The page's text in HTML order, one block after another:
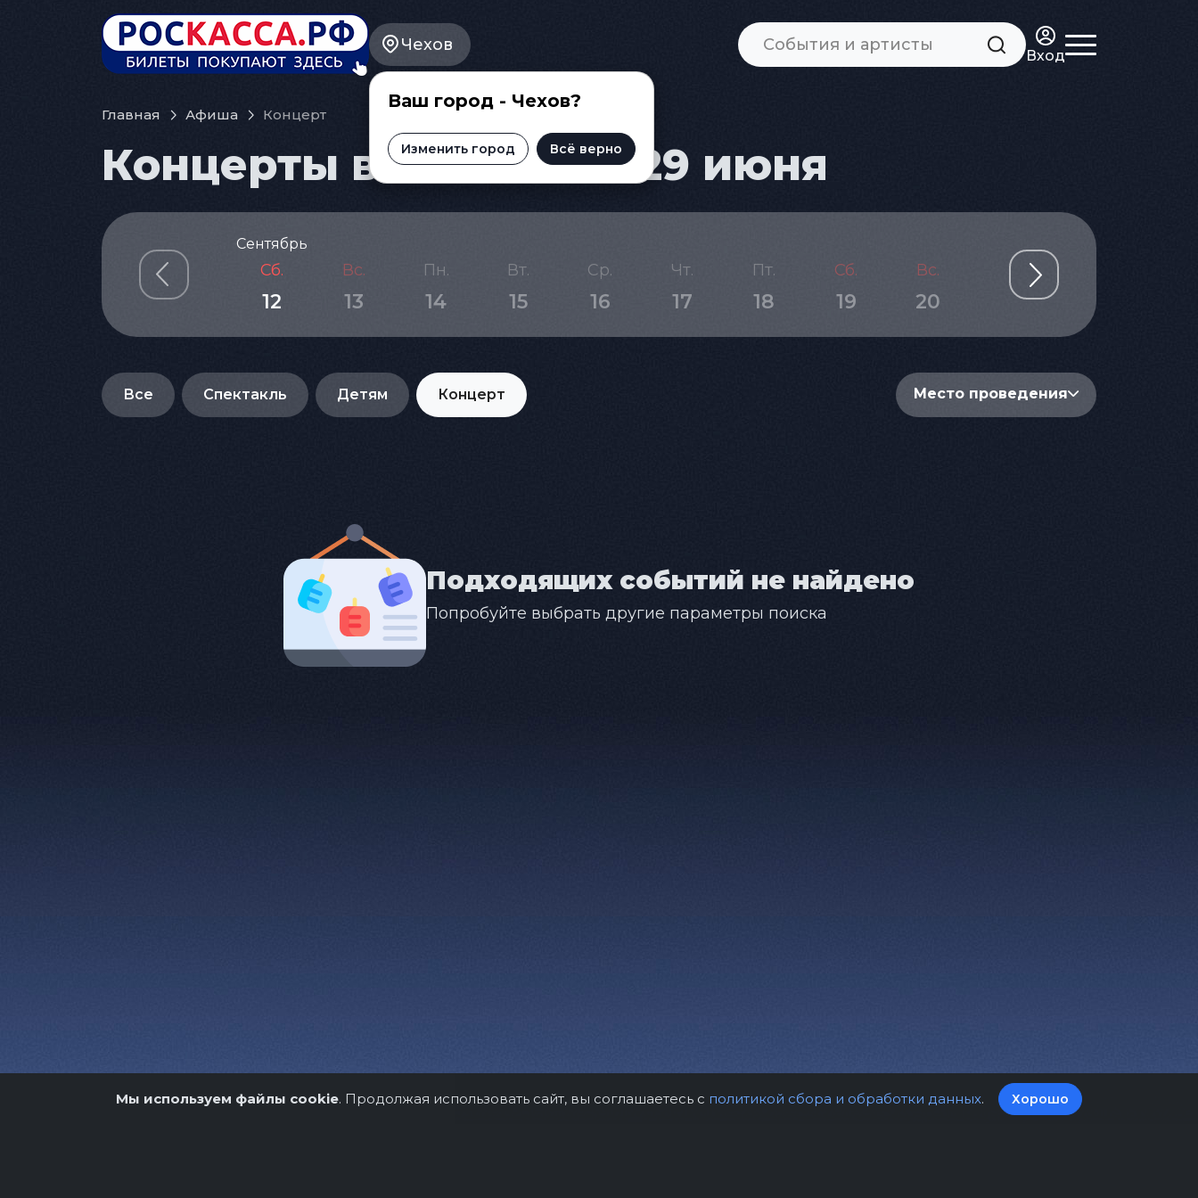
Чехов
Ваш город - Чехов?
Изменить город Всё верно
Вход
Главная Афиша Концерт
Концерты в Чехове на 29 июня
Сентябрь
Сб.
12
Вс.
13
Пн.
14
Вт.
15
Ср.
16
Чт.
17
Пт.
18
Сб.
19
Вс.
20
Пн.
21 22
Все Спектакль Детям Концерт Место проведения
Подходящих событий не найдено
Попробуйте выбрать другие параметры поиска
Мы используем файлы cookie. Продолжая использовать сайт, вы соглашаетесь с политикой сбора и обработки данных. Хорошо